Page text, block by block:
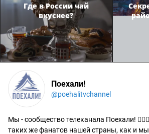
Где в России чай
вкуснее?
Поехали!
@poehalitvchannel
Мы - сообщество телеканала Поехали!
таких же фанатов нашей страны, как и